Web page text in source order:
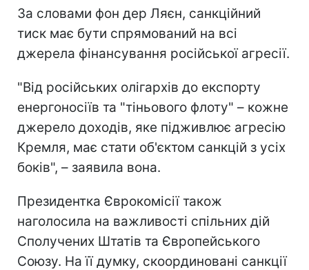
За словами фон дер Ляєн, санкційний
тиск має бути спрямований на всі
джерела фінансування російської агресії.
"Від російських олігархів до експорту
енергоносіїв та "тіньового флоту" – кожне
джерело доходів, яке підживлює агресію
Кремля, має стати об'єктом санкцій з усіх
боків", – заявила вона.
Президентка Єврокомісії також
наголосила на важливості спільних дій
Сполучених Штатів та Європейського
Союзу. На її думку, скоординовані санкції